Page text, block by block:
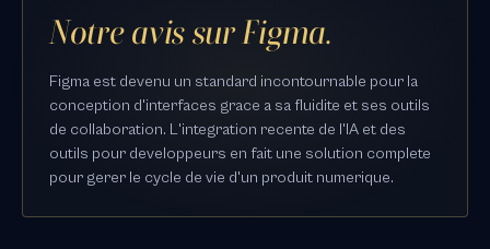
Notre avis sur Figma.
Figma est devenu un standard incontournable pour la
conception d'interfaces grace a sa fluidite et ses outils
de collaboration. L'integration recente de l'IA et des
outils pour developpeurs en fait une solution complete
pour gerer le cycle de vie d'un produit numerique.